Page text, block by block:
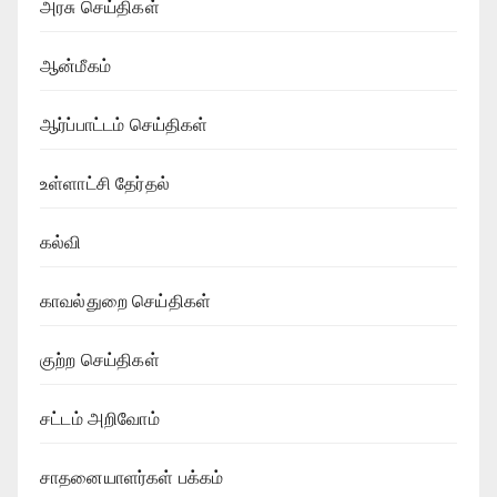
அரசு செய்திகள்
ஆன்மீகம்
ஆர்ப்பாட்டம் செய்திகள்
உள்ளாட்சி தேர்தல்
கல்வி
காவல்துறை செய்திகள்
குற்ற செய்திகள்
சட்டம் அறிவோம்
சாதனையாளர்கள் பக்கம்